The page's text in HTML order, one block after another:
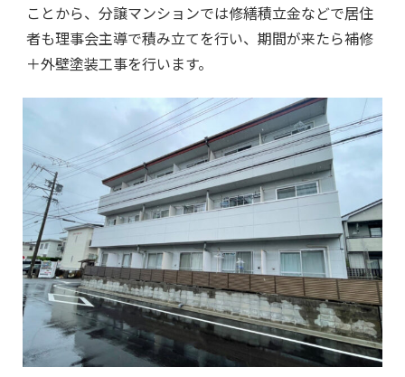
ことから、分譲マンションでは修繕積立金などで居住
者も理事会主導で積み立てを行い、期間が来たら補修
＋外壁塗装工事を行います。